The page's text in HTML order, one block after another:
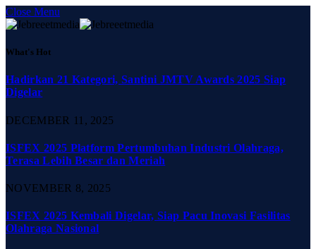
Close Menu
What's Hot
Hadirkan 21 Kategori, Santini JMTV Awards 2025 Siap
Digelar
DECEMBER 11, 2025
ISFEX 2025 Platform Pertumbuhan Industri Olahraga,
Terasa Lebih Besar dan Meriah
NOVEMBER 8, 2025
ISFEX 2025 Kembali Digelar, Siap Pacu Inovasi Fasilitas
Olahraga Nasional